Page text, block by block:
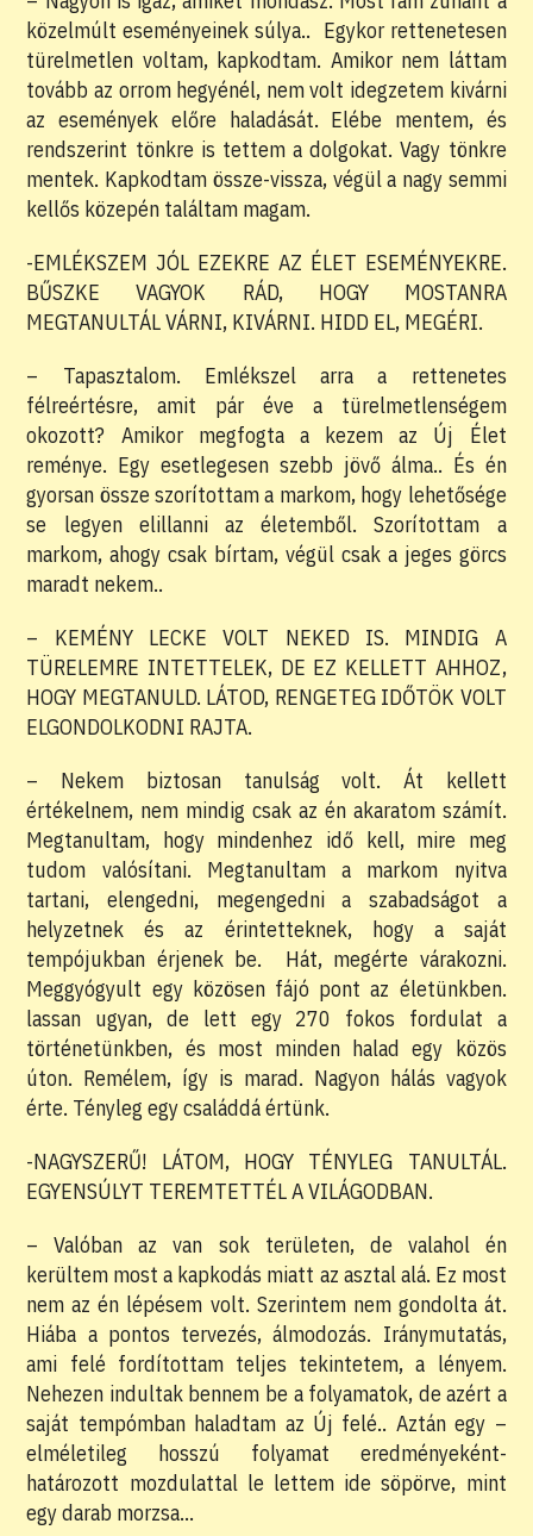
közelmúlt eseményeinek súlya.. Egykor rettenetesen
türelmetlen voltam, kapkodtam. Amikor nem láttam
tovább az orrom hegyénél, nem volt idegzetem kivárni
az események előre haladását. Elébe mentem, és
rendszerint tönkre is tettem a dolgokat. Vagy tönkre
mentek. Kapkodtam össze-vissza, végül a nagy semmi
kellős közepén találtam magam.
-EMLÉKSZEM JÓL EZEKRE AZ ÉLET ESEMÉNYEKRE.
BŰSZKE VAGYOK RÁD, HOGY MOSTANRA
MEGTANULTÁL VÁRNI, KIVÁRNI. HIDD EL, MEGÉRI.
– Tapasztalom. Emlékszel arra a rettenetes
félreértésre, amit pár éve a türelmetlenségem
okozott? Amikor megfogta a kezem az Új Élet
reménye. Egy esetlegesen szebb jövő álma.. És én
gyorsan össze szorítottam a markom, hogy lehetősége
se legyen elillanni az életemből. Szorítottam a
markom, ahogy csak bírtam, végül csak a jeges görcs
maradt nekem..
– KEMÉNY LECKE VOLT NEKED IS. MINDIG A
TÜRELEMRE INTETTELEK, DE EZ KELLETT AHHOZ,
HOGY MEGTANULD. LÁTOD, RENGETEG IDŐTÖK VOLT
ELGONDOLKODNI RAJTA.
– Nekem biztosan tanulság volt. Át kellett
értékelnem, nem mindig csak az én akaratom számít.
Megtanultam, hogy mindenhez idő kell, mire meg
tudom valósítani. Megtanultam a markom nyitva
tartani, elengedni, megengedni a szabadságot a
helyzetnek és az érintetteknek, hogy a saját
tempójukban érjenek be. Hát, megérte várakozni.
Meggyógyult egy közösen fájó pont az életünkben.
lassan ugyan, de lett egy 270 fokos fordulat a
történetünkben, és most minden halad egy közös
úton. Remélem, így is marad. Nagyon hálás vagyok
érte. Tényleg egy családdá értünk.
-NAGYSZERŰ! LÁTOM, HOGY TÉNYLEG TANULTÁL.
EGYENSÚLYT TEREMTETTÉL A VILÁGODBAN.
– Valóban az van sok területen, de valahol én
kerültem most a kapkodás miatt az asztal alá. Ez most
nem az én lépésem volt. Szerintem nem gondolta át.
Hiába a pontos tervezés, álmodozás. Iránymutatás,
ami felé fordítottam teljes tekintetem, a lényem.
Nehezen indultak bennem be a folyamatok, de azért a
saját tempómban haladtam az Új felé.. Aztán egy –
elméletileg hosszú folyamat eredményeként-
határozott mozdulattal le lettem ide söpörve, mint
egy darab morzsa…